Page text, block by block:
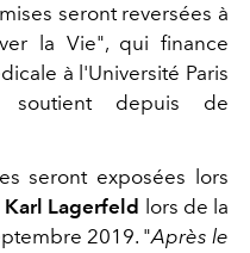
seront reversées à
la Vie", qui finance
à l'Université Paris
soutient depuis de
seront exposées lors
Karl Lagerfeld
lors de la
2019. "Après le